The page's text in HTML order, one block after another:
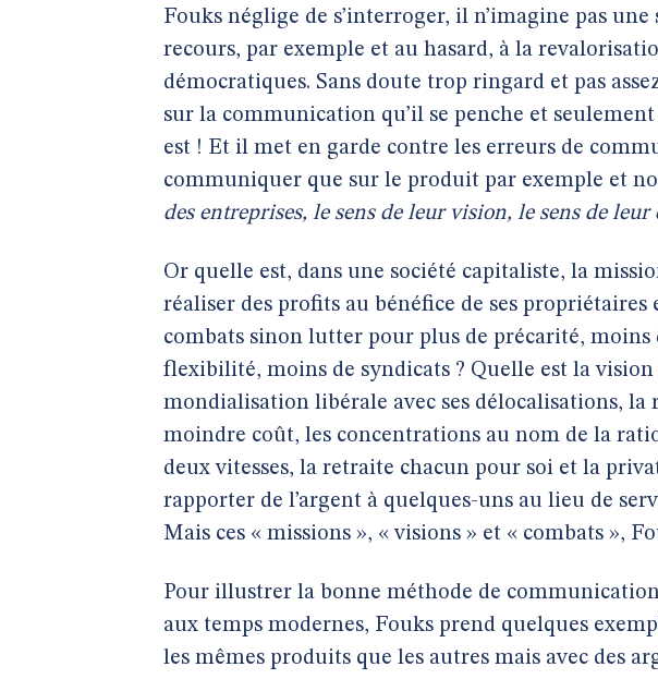
Fouks néglige de s’interroger, il n’imagine pas une
recours, par exemple et au hasard, à la
démocratiques. Sans doute trop ringard et pas
sur la communication qu’il se penche et
est ! Et il met en garde contre les erreurs de
communiquer que sur le produit par exemple et
des entreprises, le sens de leur vision, le sens de leur
Or quelle est, dans une société capitaliste, la
réaliser des profits au bénéfice de ses propriétaires
combats sinon lutter pour plus de précarité, moins
flexibilité, moins de syndicats ? Quelle est la
mondialisation libérale avec ses délocalisations,
moindre coût, les concentrations au nom de la
deux vitesses, la retraite chacun pour soi et la
rapporter de l’argent à quelques-uns au lieu de
Mais ces « missions », « visions » et « combats »,
Pour illustrer la bonne méthode de
aux temps modernes, Fouks prend quelques
les mêmes produits que les autres mais avec des